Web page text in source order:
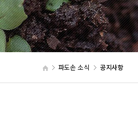
파도손 소식 공지사항